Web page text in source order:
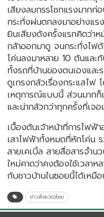
เสียงลมกรรโชกแรงมากก่
กระทั่งฝนตกลงมาอย่างแ
ยินเสียงดังครั้งแรกคิดว่า
กล้าออกมาดู จนกระทั่งไฟ
โค่นลงมาหลาย 10 ต้นและ
ทั้งรถที่บ้านของตนเองและ
ดูเกรงกลัวเรื่องกระแสไฟ
เหตุการณ์แบบนี้ ส่วนมาก
และน่ากลัวกว่าทุกครั้งที่เจอ
เบื้องต้นเจ้าหน้าที่การไฟฟ้
เสาไฟฟ้าทั้งหมดที่หักโค่น
สายเคเบิ้ล สายสื่อสารจำ
ใหม่คาดว่าคงต้องใช้เวลาห
กับชาวบ้านในซอยนี้ได้เหมื
ข่าวสิ่งแวดล้อม